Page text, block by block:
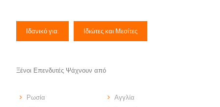
Ιδανικό για: Ιδιώτες και Μεσίτες
Ξένοι Επενδυτές Ψάχνουν από
Ρωσία
Αγγλία